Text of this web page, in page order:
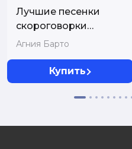
Лучшие песенки
скороговорки
считалки для
года до 3-х лет
Агния Барто
Купить